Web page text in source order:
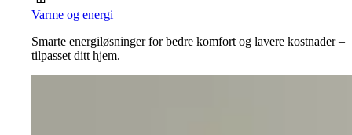
Varme og energi
Smarte energiløsninger for bedre komfort og lavere kostnader –
tilpasset ditt hjem.